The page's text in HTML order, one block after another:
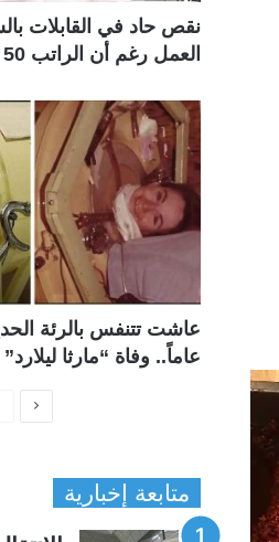
نقص حاد في القابلات
العمل رغم أن الراتب 50 ألف كرون شهرياً
عاماً.. وفاة “مارثا ليلارد”
متابعة إخبارية